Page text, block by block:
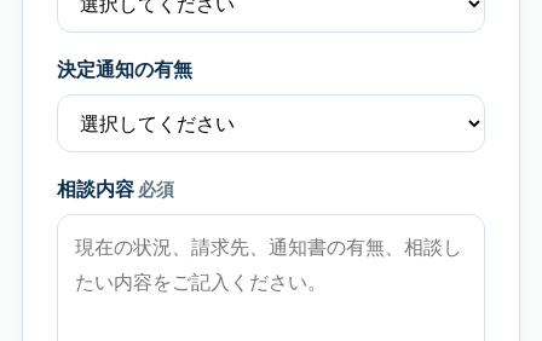
決定通知の有無
相談内容 必須